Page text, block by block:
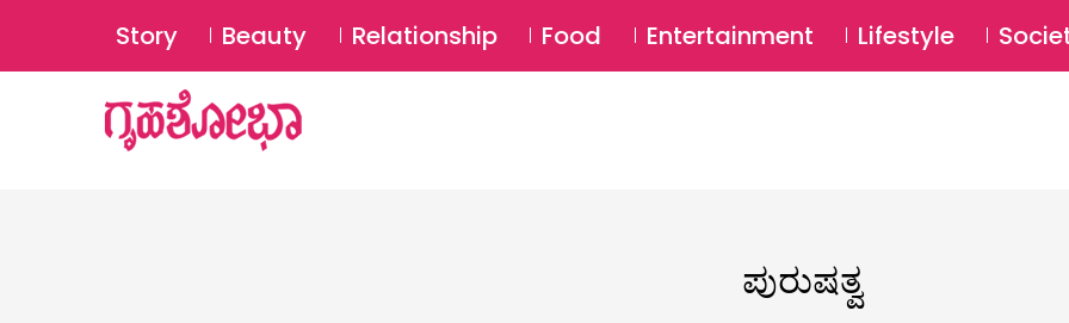
Story Beauty Relationship Food Entertainment Lifestyle
ಪುರುಷತ್ವ